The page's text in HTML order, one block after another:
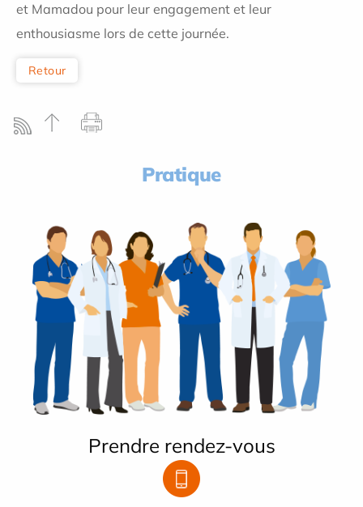
et Mamadou pour leur engagement et leur
enthousiasme lors de cette journée.
Retour
Pratique
Prendre rendez-vous